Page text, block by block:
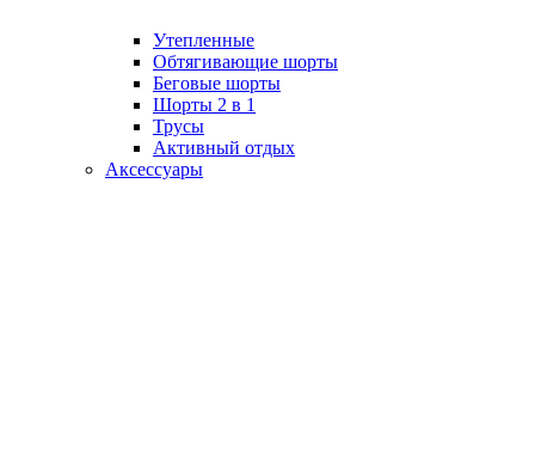
Утепленные
Обтягивающие шорты
Беговые шорты
Шорты 2 в 1
Трусы
Активный отдых
Аксессуары